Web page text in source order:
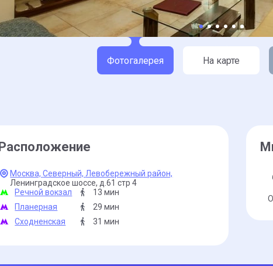
Фотогалерея На карте
Расположение
Москва,Северный,Левобережный район,
Ленинградское шоссе, д.61 стр 4
Речной вокзал
13 мин
Планерная
29 мин
Сходненская
31 мин